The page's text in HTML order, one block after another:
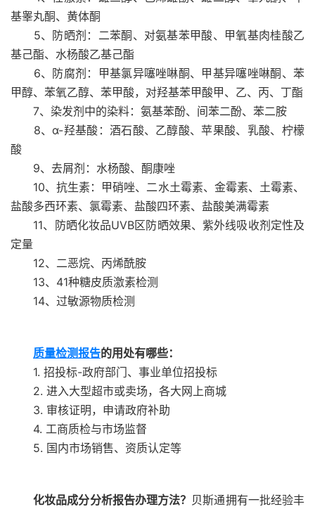
基睾丸酮、黄体酮
5、防晒剂：二苯酮、对氨基苯甲酸、甲氧基肉桂酸乙
基己酯、水杨酸乙基己酯
6、防腐剂：甲基氯异噻唑啉酮、甲基异噻唑啉酮、苯
甲醇、苯氧乙醇、苯甲酸，对羟基苯甲酸甲、乙、丙、丁酯
7、染发剂中的染料：氨基苯酚、间苯二酚、苯二胺
8、α-羟基酸：酒石酸、乙醇酸、苹果酸、乳酸、柠檬
酸
9、去屑剂：水杨酸、酮康唑
10、抗生素：甲硝唑、二水土霉素、金霉素、土霉素、
盐酸多西环素、氯霉素、盐酸四环素、盐酸美满霉素
11、防晒化妆品UVB区防晒效果、紫外线吸收剂定性及
定量
12、二恶烷、丙烯酰胺
13、41种糖皮质激素检测
14、过敏源物质检测
质量检测报告的用处有哪些：
1. 招投标-政府部门、事业单位招投标
2. 进入大型超市或卖场，各大网上商城
3. 审核证明，申请政府补助
4. 工商质检与市场监督
5. 国内市场销售、资质认定等
化妆品成分分析报告办理方法？ 贝斯通拥有一批经验丰